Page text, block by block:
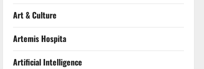
Art & Culture
Artemis Hospita
Artificial Intelligence